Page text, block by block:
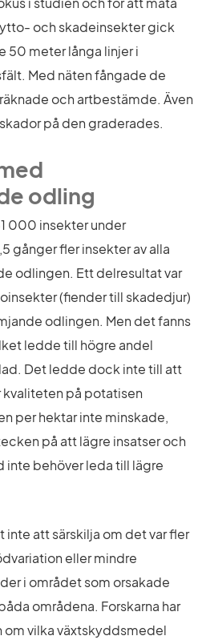
och skadeinsekter gick
50 meter långa linjer i
Med näten fångade de
och artbestämde. Även
på den graderades.
odling
000 insekter under
gånger fler insekter av alla
odlingen. Ett delresultat var
(fiender till skadedjur)
odlingen. Men det fanns
ledde till högre andel
Det ledde dock inte till att
på potatisen
per hektar inte minskade,
på att lägre insatser och
behöver leda till lägre
inte att särskilja om det var fler
eller mindre
i området som orsakade
områdena. Forskarna har
om vilka växtskyddsmedel